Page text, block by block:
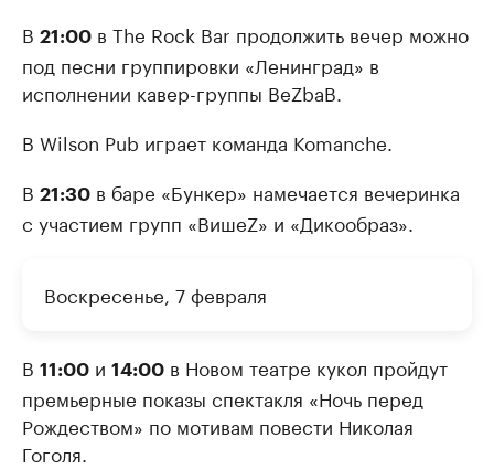
В 21:00 в The Rock Bar продолжить вечер можно
под песни группировки «Ленинград» в
исполнении кавер-группы BeZbaB.
В Wilson Pub играет команда Komanche.
В 21:30 в баре «Бункер» намечается вечеринка
с участием групп «ВишеZ» и «Дикообраз».
Воскресенье, 7 февраля
В 11:00 и 14:00 в Новом театре кукол пройдут
премьерные показы спектакля «Ночь перед
Рождеством» по мотивам повести Николая
Гоголя.